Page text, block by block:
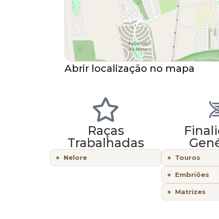
Abrir localização no mapa
Raças
Trabalhadas
Nelore Touros
Embriões
Matrizes